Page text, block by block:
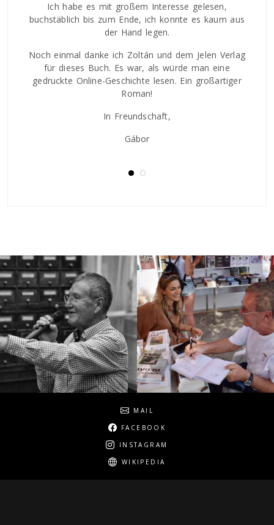
Ich habe es mit großem Interesse gelesen,
buchstäblich bis zum Ende, ich konnte es kaum aus
der Hand legen.
Noch einmal danke ich Zoltán und dem Jelen Verlag
für dieses Buch. Es war, als würde man eine
gedruckte Online-Geschichte lesen. Ein großartiger
Roman!
In Freundschaft,
Gábor
MAIL
FACEBOOK
INSTAGRAM
WIKIPEDIA